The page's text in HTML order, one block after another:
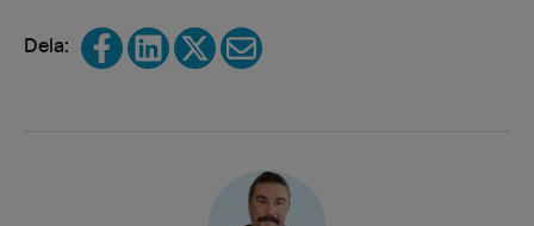
Share on Facebook
Share on LinkedIn
Share on XShare via email